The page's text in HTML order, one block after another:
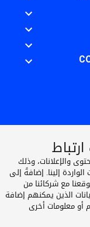
والإعلانات، وذلك
إلينا. إضافةً إلى
مع شركائنا من
الذين يمكنهم إضافة
معلومات أخرى